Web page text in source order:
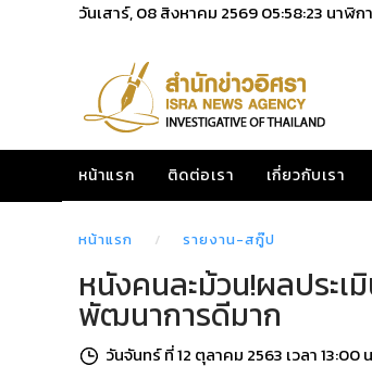
วันเสาร์, 08 สิงหาคม 256905:58:24 นาฬิกา
หน้าแรก ติดต่อเรา เกี่ยวกับเรา
หน้าแรก รายงาน-สกู๊ป
หนังคนละม้วน!ผลประ
พัฒนาการดีมาก
วันจันทร์ ที่ 12 ตุลาคม 2563 เวลา 13:00